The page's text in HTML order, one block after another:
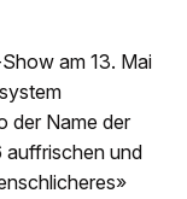
am 13. Mai
der Name der
auffrischen und